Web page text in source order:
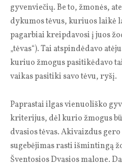
gyvenviečių. Be to, žmonės,
dykumos tėvus, kuriuos laikė
pagarbiai kreipdavosi į juos
„tėvas“). Tai atspindėdavo
kuriuo žmogus pasitikėdavo
vaikas pasitiki savo tėvu, ryšį.
Paprastai ilgas vienuoliško
kriterijus, dėl kurio žmogus
dvasios tėvas. Akivaizdus
sugebėjimas rasti išmintingą
Šventosios Dvasios malone.